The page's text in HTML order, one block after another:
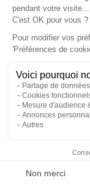
Trouvez
parmi